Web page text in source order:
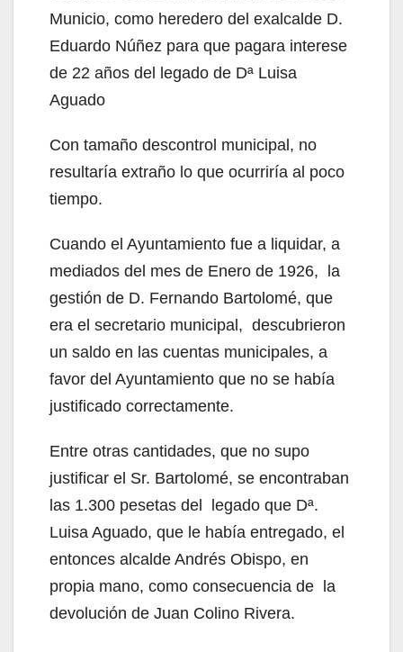
Municio, como heredero del exalcalde D.
Eduardo Núñez para que pagara interese
de 22 años del legado de Dª Luisa
Aguado
Con tamaño descontrol municipal, no
resultaría extraño lo que ocurriría al poco
tiempo.
Cuando el Ayuntamiento fue a liquidar, a
mediados del mes de Enero de 1926, la
gestión de D. Fernando Bartolomé, que
era el secretario municipal, descubrieron
un saldo en las cuentas municipales, a
favor del Ayuntamiento que no se había
justificado correctamente.
Entre otras cantidades, que no supo
justificar el Sr. Bartolomé, se encontraban
las 1.300 pesetas del legado que Dª.
Luisa Aguado, que le había entregado, el
entonces alcalde Andrés Obispo, en
propia mano, como consecuencia de la
devolución de Juan Colino Rivera.